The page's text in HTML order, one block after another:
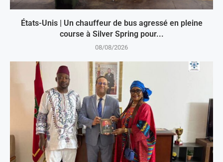
États-Unis | Un chauffeur de bus agressé en pleine
course à Silver Spring pour...
08/08/2026